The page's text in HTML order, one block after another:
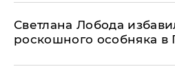
Светлана Лобода
роскошного особняка в